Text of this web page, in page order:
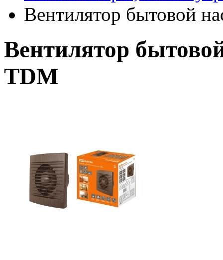
Вентилятор бытовой
Вентилятор
TDM